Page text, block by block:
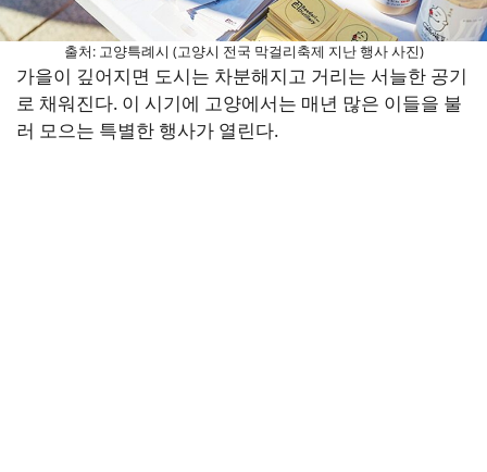
출처: 고양특례시 (고양시 전국 막걸리축제 지난 행사 사진)
가을이 깊어지면 도시는 차분해지고 거리는 서늘한 공기
로 채워진다. 이 시기에 고양에서는 매년 많은 이들을 불
러 모으는 특별한 행사가 열린다.